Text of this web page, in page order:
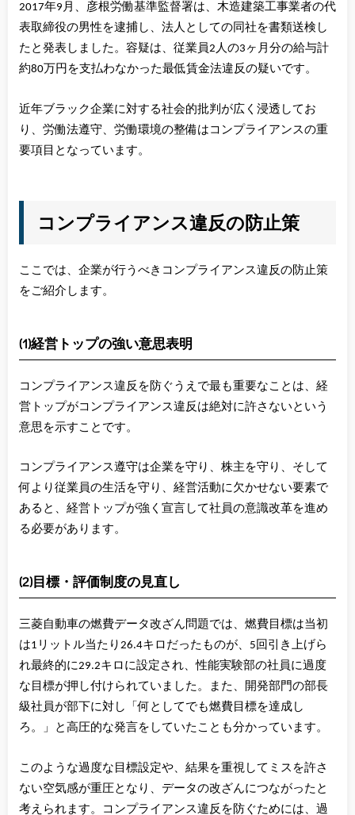
2017年9月、彦根労働基準監督署は、木造建築工事業者の代
表取締役の男性を逮捕し、法人としての同社を書類送検し
たと発表しました。容疑は、従業員2人の3ヶ月分の給与計
約80万円を支払わなかった最低賃金法違反の疑いです。
近年ブラック企業に対する社会的批判が広く浸透してお
り、労働法遵守、労働環境の整備はコンプライアンスの重
要項目となっています。
コンプライアンス違反の防止策
ここでは、企業が行うべきコンプライアンス違反の防止策
をご紹介します。
(1)経営トップの強い意思表明
コンプライアンス違反を防ぐうえで最も重要なこ とは、経
営トップがコンプライアンス違反は絶対に許さないという
意思を示すことです。
コンプライアンス遵守は企業を守り、株主を守り、そして
何より従業員の生活を守り、経営活動に欠かせない要素で
あると、経営トップが強く宣言して社員の意識改革を進め
る必要があります。
(2)目標・評価制度の見直し
三菱自動車の燃費データ改ざん問題では、燃費目標は当初
は1リットル当たり26.4キロだったものが、5回引き上げら
れ最終的に29.2キロに設定され、性能実験部の社員に過度
な目標が押し付けられていました。また、開発部門の部長
級社員が部下に対し「何としてでも燃費目標を達成し
ろ。」と高圧的な発言をしていたことも分かっています。
このような過度な目標設定や、結果を重視してミスを許さ
ない空気感が重圧となり、データの改ざんにつながったと
考えられます。コンプライアンス違反を防ぐためには、過